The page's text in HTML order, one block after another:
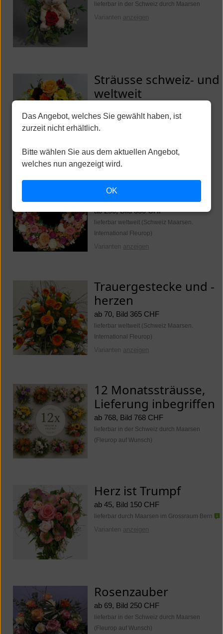
lieferbar in der Schweiz durch Maarsen
Varianten anzeigen
Sträusse schweiz- und
weltweit
lieferbar weltweit (Schweiz Maarsen.
International Fleurop)
Trauerkränze und
Sargbouquets
ab 250, Bild 350 CHF
lieferbar weltweit (Schweiz Maarsen.
International Fleurop)
Varianten anzeigen
Trauergestecke und -
herzen
ab 70, Bild 365 CHF
lieferbar weltweit (Schweiz Maarsen.
International Fleurop)
Varianten anzeigen
12 Monatssträusse,
Lieferung inbegriffen
ab 768, Bild 768 CHF
lieferbar in der Schweiz durch Maarsen
(Fleurop auf Wunsch)
Herz ist Trumpf
ab 45, Bild 150 CHF
lieferbar durch Maarsen im Grossraum Bern
Varianten anzeigen
Rosenzauber
ab 69, Bild 250 CHF
lieferbar in der Schweiz durch Maarsen
(Fleurop auf Wunsch)
Das Angebot, welches Sie gewählt haben, ist
zurzeit nicht erhältlich.
Bitte wählen Sie aus dem aktuellen Angebot,
welches nun angezeigt wird.
OK